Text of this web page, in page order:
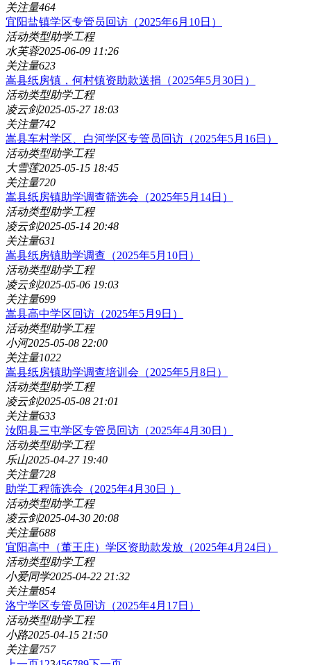
关注量464
宜阳盐镇学区专管员回访（2025年6月10日）
活动类型助学工程
水芙蓉2025-06-09 11:26
关注量623
嵩县纸房镇，何村镇资助款送捐（2025年5月30日）
活动类型助学工程
凌云剑2025-05-27 18:03
关注量742
嵩县车村学区、白河学区专管员回访（2025年5月16日）
活动类型助学工程
大雪莲2025-05-15 18:45
关注量720
嵩县纸房镇助学调查筛选会（2025年5月14日）
活动类型助学工程
凌云剑2025-05-14 20:48
关注量631
嵩县纸房镇助学调查（2025年5月10日）
活动类型助学工程
凌云剑2025-05-06 19:03
关注量699
嵩县高中学区回访（2025年5月9日）
活动类型助学工程
小河2025-05-08 22:00
关注量1022
嵩县纸房镇助学调查培训会（2025年5月8日）
活动类型助学工程
凌云剑2025-05-08 21:01
关注量633
汝阳县三屯学区专管员回访（2025年4月30日）
活动类型助学工程
乐山2025-04-27 19:40
关注量728
助学工程筛选会（2025年4月30日 ）
活动类型助学工程
凌云剑2025-04-30 20:08
关注量688
宜阳高中（董王庄）学区资助款发放（2025年4月24日）
活动类型助学工程
小爱同学2025-04-22 21:32
关注量854
洛宁学区专管员回访（2025年4月17日）
活动类型助学工程
小路2025-04-15 21:50
关注量757